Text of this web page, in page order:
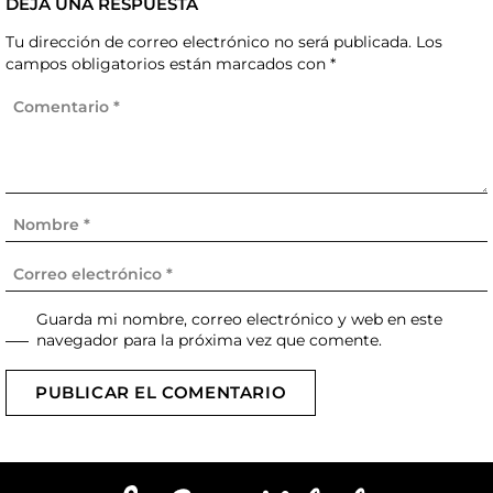
Tu dirección de correo electrónico no será publicada. Los
campos obligatorios están marcados con *
Guarda mi nombre, correo electrónico y web en este
navegador para la próxima vez que comente.
PUBLICAR EL COMENTARIO